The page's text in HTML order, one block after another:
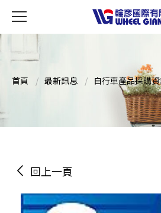
首頁 最新訊息 自行車產品採購
回上一頁